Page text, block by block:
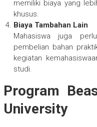
memiliki biaya yang
khusus.
Biaya Tambahan Lain
Mahasiswa juga
pembelian bahan
kegiatan
studi.
Program
University